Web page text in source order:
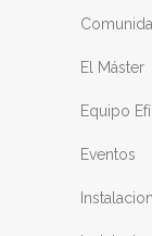
El Máster
Equipo
Eventos